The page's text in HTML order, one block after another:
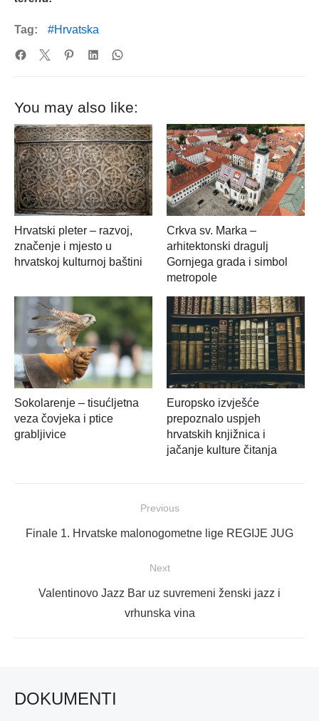
Tag: Hrvatska
You may also like:
Hrvatski pleter – razvoj,
značenje i mjesto u
hrvatskoj kulturnoj baštini
Crkva sv. Marka –
arhitektonski dragulj
Gornjega grada i simbol
metropole
Sokolarenje – tisućljetna
veza čovjeka i ptice
grabljivice
Europsko izvješće
prepoznalo uspjeh
hrvatskih knjižnica i
jačanje kulture čitanja
objava
Previous
Previous
Finale 1. Hrvatske malonogometne lige REGIJE JUG
Next
NextValentinovo Jazz Bar uz suvremeni ženski jazz i
vrhunska vina
DOKUMENTI